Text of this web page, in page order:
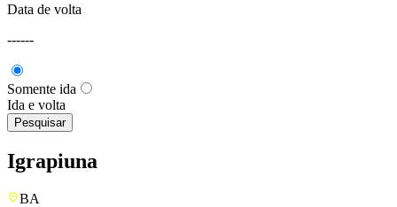
Data de volta
------
Somente ida
Ida e volta
Pesquisar
Igrapiuna
BA